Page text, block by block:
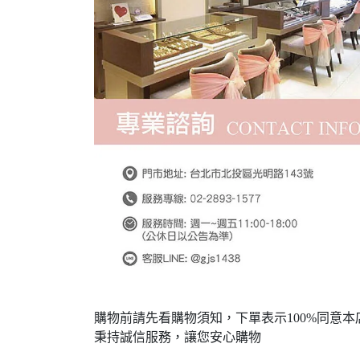
購物前請先看購物須知，下單表示100%同意本
秉持誠信服務，讓您安心購物